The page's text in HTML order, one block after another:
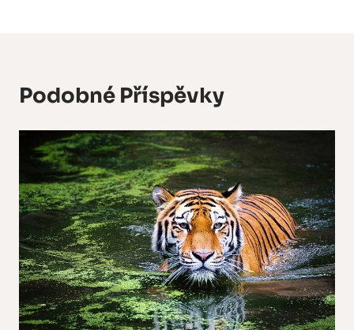
Podobné Příspěvky